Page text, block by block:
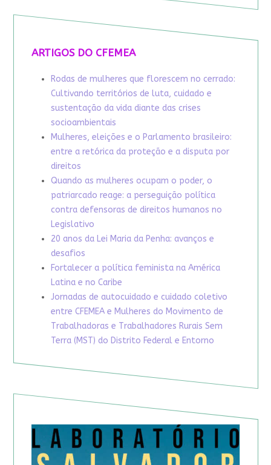
ARTIGOS DO CFEMEA
Rodas de mulheres que florescem no cerrado:
Cultivando territórios de luta, cuidado e
sustentação da vida diante das crises
socioambientais
Mulheres, eleições e o Parlamento brasileiro:
entre a retórica da proteção e a disputa por
direitos
Quando as mulheres ocupam o poder, o
patriarcado reage: a perseguição política
contra defensoras de direitos humanos no
Legislativo
20 anos da Lei Maria da Penha: avanços e
desafios
Fortalecer a política feminista na América
Latina e no Caribe
Jornadas de autocuidado e cuidado coletivo
entre CFEMEA e Mulheres do Movimento de
Trabalhadoras e Trabalhadores Rurais Sem
Terra (MST) do Distrito Federal e Entorno